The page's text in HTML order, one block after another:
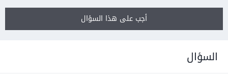
أجب على هذا السؤال
السؤال